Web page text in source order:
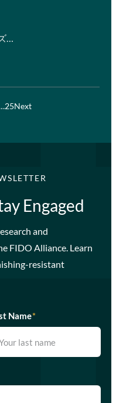
…
25Next
Engaged
and
FIDO Alliance. Learn
resistant
Name*